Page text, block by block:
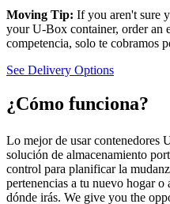
Moving Tip: If you aren't sure
yourU-Box container, order an
competencia, solo te cobramos
See Delivery Options
¿Cómo funciona?
Lo mejor de usar contenedores
solución de almacenamiento
control para planificar la
pertenencias a tu nuevo hogar o
dónde irás. We give you the